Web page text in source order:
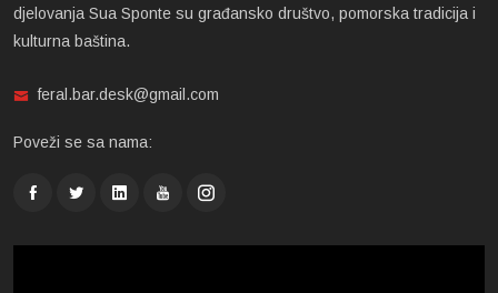
djelovanja Sua Sponte su građansko društvo, pomorska tradicija i
kulturna baština.
feral.bar.desk@gmail.com
Poveži se sa nama: